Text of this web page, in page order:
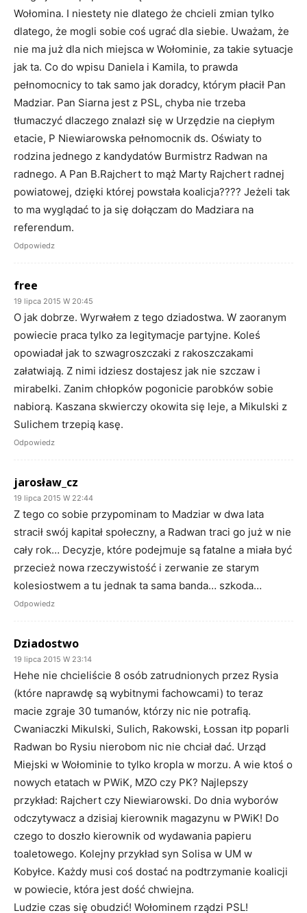
Wołomina. I niestety nie dlatego że chcieli zmian tylko
dlatego, że mogli sobie coś ugrać dla siebie. Uważam, że
nie ma już dla nich miejsca w Wołominie, za takie sytuacje
jak ta. Co do wpisu Daniela i Kamila, to prawda
pełnomocnicy to tak samo jak doradcy, którym płacił Pan
Madziar. Pan Siarna jest z PSL, chyba nie trzeba
tłumaczyć dlaczego znalazł się w Urzędzie na ciepłym
etacie, P Niewiarowska pełnomocnik ds. Oświaty to
rodzina jednego z kandydatów Burmistrz Radwan na
radnego. A Pan B.Rajchert to mąż Marty Rajchert radnej
powiatowej, dzięki której powstała koalicja???? Jeżeli tak
to ma wyglądać to ja się dołączam do Madziara na
referendum.
Odpowiedz
free
19 lipca 2015 W 20:45
O jak dobrze. Wyrwałem z tego dziadostwa. W zaoranym
powiecie praca tylko za legitymacje partyjne. Koleś
opowiadał jak to szwagroszczaki z rakoszczakami
załatwiają. Z nimi idziesz dostajesz jak nie szczaw i
mirabelki. Zanim chłopków pogonicie parobków sobie
nabiorą. Kaszana skwierczy okowita się leje, a Mikulski z
Sulichem trzepią kasę.
Odpowiedz
jarosław_cz
19 lipca 2015 W 22:44
Z tego co sobie przypominam to Madziar w dwa lata
stracił swój kapitał społeczny, a Radwan traci go już w nie
cały rok… Decyzje, które podejmuje są fatalne a miała być
przecież nowa rzeczywistość i zerwanie ze starym
kolesiostwem a tu jednak ta sama banda… szkoda…
Odpowiedz
Dziadostwo
19 lipca 2015 W 23:14
Hehe nie chcieliście 8 osób zatrudnionych przez Rysia
(które naprawdę są wybitnymi fachowcami) to teraz
macie zgraje 30 tumanów, którzy nic nie potrafią.
Cwaniaczki Mikulski, Sulich, Rakowski, Łossan itp poparli
Radwan bo Rysiu nierobom nic nie chciał dać. Urząd
Miejski w Wołominie to tylko kropla w morzu. A wie ktoś o
nowych etatach w PWiK, MZO czy PK? Najlepszy
przykład: Rajchert czy Niewiarowski. Do dnia wyborów
odczytywacz a dzisiaj kierownik magazynu w PWiK! Do
czego to doszło kierownik od wydawania papieru
toaletowego. Kolejny przykład syn Solisa w UM w
Kobyłce. Każdy musi coś dostać na podtrzymanie koalicji
w powiecie, która jest dość chwiejna.
Ludzie czas się obudzić! Wołominem rządzi PSL!